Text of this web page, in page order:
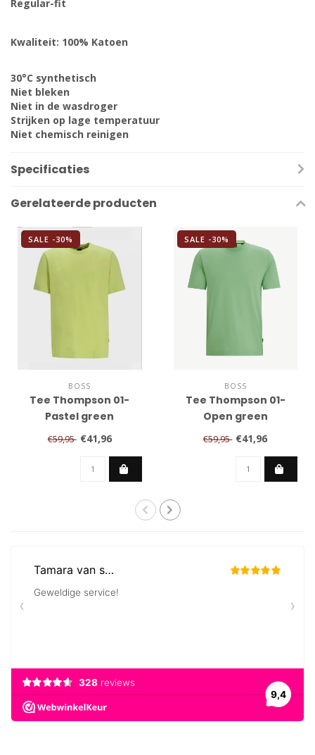
Regular-fit
Kwaliteit: 100% Katoen
30°C synthetisch
Niet bleken
Niet in de wasdroger
Strijken op lage temperatuur
Niet chemisch reinigen
Specificaties
Gerelateerde producten
SALE -30%
BOSS
Tee Thompson 01-
Pastel green
€59,95 €41,96
SALE -30%
BOSS
Tee Thompson 01-
Open green
€59,95 €41,96